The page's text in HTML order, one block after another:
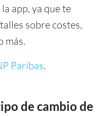
app, ya que te
sobre costes,
más.
Paribas.
de cambio de